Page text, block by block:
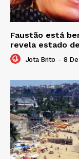
Faustão está
revela estado
Jota Brito - 8